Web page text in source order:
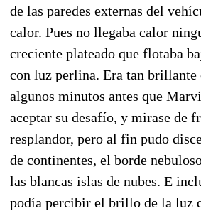
de las paredes externas del
calor. Pues no llegaba calor
creciente plateado que flotaba
con luz perlina. Era tan brillante
algunos minutos antes que
aceptar su desafío, y mirase de
resplandor, pero al fin pudo
de continentes, el borde
las blancas islas de nubes. E
podía percibir el brillo de la luz